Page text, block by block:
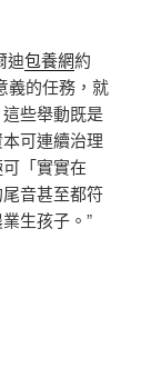
迪包養網約
義的任務，就
些舉動既是
可連續治理
「實實在
音甚至都符
生孩子。”